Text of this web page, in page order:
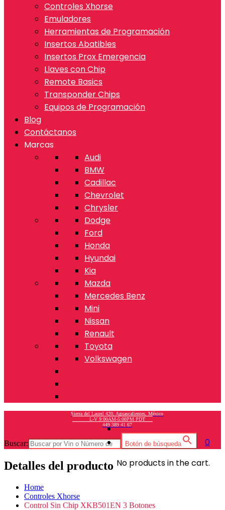
Controles Xhorse
Emuladores
Herramientas de Programación
Insertos Abatibles
Insertos Prox Emergencia
Llaves con Chip
Remote Basics
Transponder Chips
Equipos de Programación
Blog
Contáctanos
Marcas
Audi
BMW
Cadillac
Chevrolet
Chrysler
Dodge
Ford
Honda
Hyundai
Kia
Mazda
Mercedes Benz
Mini
Nissan
Renault
Toyota
Volkswagen
0
No products in the cart.
Sierra del Laurel 420, Aguascalientes, México
L-V 9:00AM-5:00PM PDT
449 389 41 67
Buscar: Botón de búsqueda
Detalles del producto
Home
Controles Xhorse
Control Sin Chip XKB501EN 3 Botones